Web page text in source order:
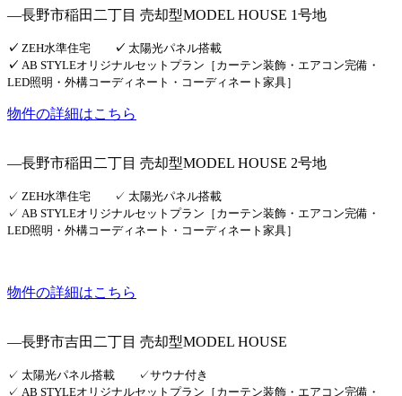
―長野市稲田二丁目 売却型MODEL HOUSE 1号地
✓ ZEH水準住宅 ✓ 太陽光パネル搭載
✓ AB STYLEオリジナルセットプラン［カーテン装飾・エアコン完備・
LED照明・外構コーディネート・コーディネート家具］
物件の詳細はこちら
―長野市稲田二丁目 売却型MODEL HOUSE 2号地
✓ ZEH水準住宅 ✓ 太陽光パネル搭載
✓ AB STYLEオリジナルセットプラン［カーテン装飾・エアコン完備・
LED照明・外構コーディネート・コーディネート家具］
物件の詳細はこちら
―長野市吉田二丁目 売却型MODEL HOUSE
✓ 太陽光パネル搭載 ✓サウナ付き
✓ AB STYLEオリジナルセットプラン［カーテン装飾・エアコン完備・